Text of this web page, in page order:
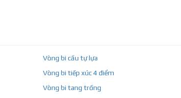
Vòng bi cầu tự lựa
Vòng bi tiếp xúc 4 điểm
Vòng bi tang trống